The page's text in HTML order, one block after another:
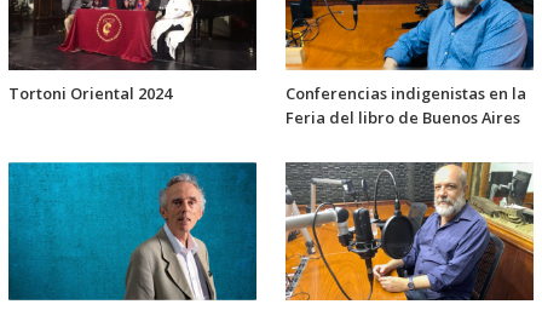
Tortoni Oriental 2024
Conferencias indigenistas en la
Feria del libro de Buenos Aires